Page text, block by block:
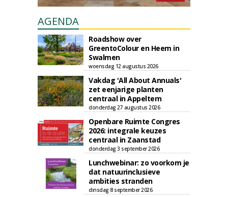
AGENDA
Roadshow over
GreentoColour en Heem in
Swalmen
woensdag 12 augustus 2026
Vakdag 'All About Annuals'
zet eenjarige planten
centraal in Appeltern
donderdag 27 augustus 2026
Openbare Ruimte Congres
2026: integrale keuzes
centraal in Zaanstad
donderdag 3 september 2026
Lunchwebinar: zo voorkom je
dat natuurinclusieve
ambities stranden
dinsdag 8 september 2026